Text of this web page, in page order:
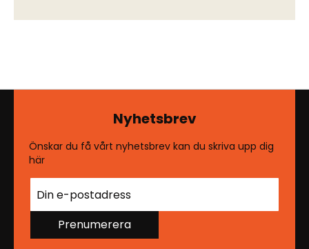
Nyhetsbrev
Önskar du få vårt nyhetsbrev kan du skriva upp dig
här
Prenumerera